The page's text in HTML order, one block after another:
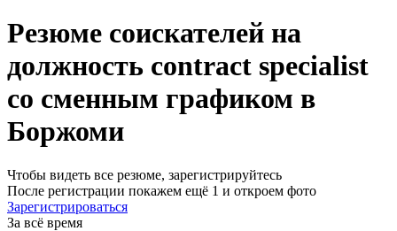
Резюме соискателей на
должность contract specialist
со сменным графиком в
Боржоми
Чтобы видеть все резюме, зарегистрируйтесь
После регистрации покажем ещё 1 и откроем фото
Зарегистрироваться
За всё время